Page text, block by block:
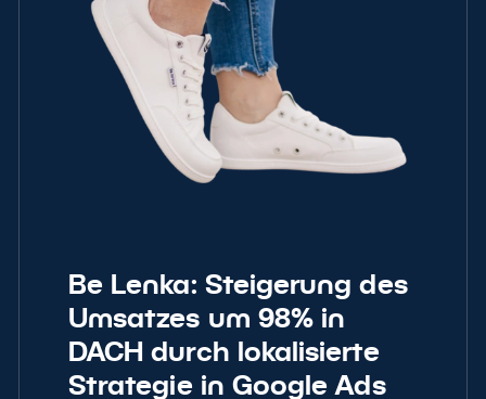
Be Lenka: Steigerung des
Umsatzes um 98% in
DACH durch lokalisierte
Strategie in Google Ads